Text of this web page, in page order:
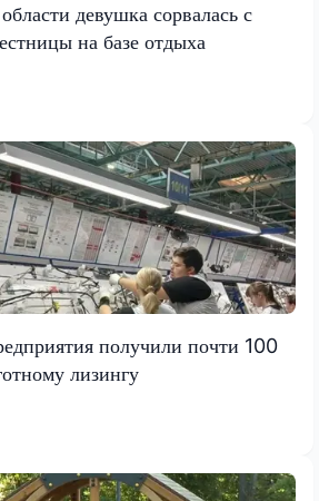
девушка сорвалась с
на базе отдыха
получили почти 100
лизингу